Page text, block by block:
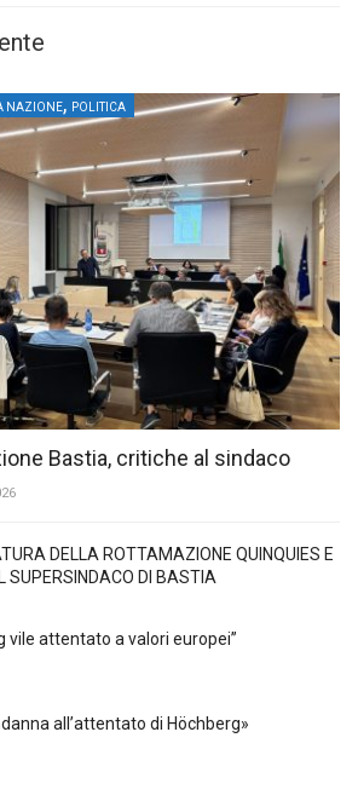
NAZIONE, POLITICA
Bastia, critiche al sindaco
DELLA ROTTAMAZIONE QUINQUIES E
SUPERSINDACO DI BASTIA
vile attentato a valori europei”
all’attentato di Höchberg»